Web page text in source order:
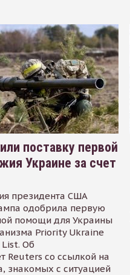
поставку первой
Украине за счет
президента США
одобрила первую
помощи для Украины
Priority Ukraine
Об
Reuters со ссылкой на
знакомых с ситуацией